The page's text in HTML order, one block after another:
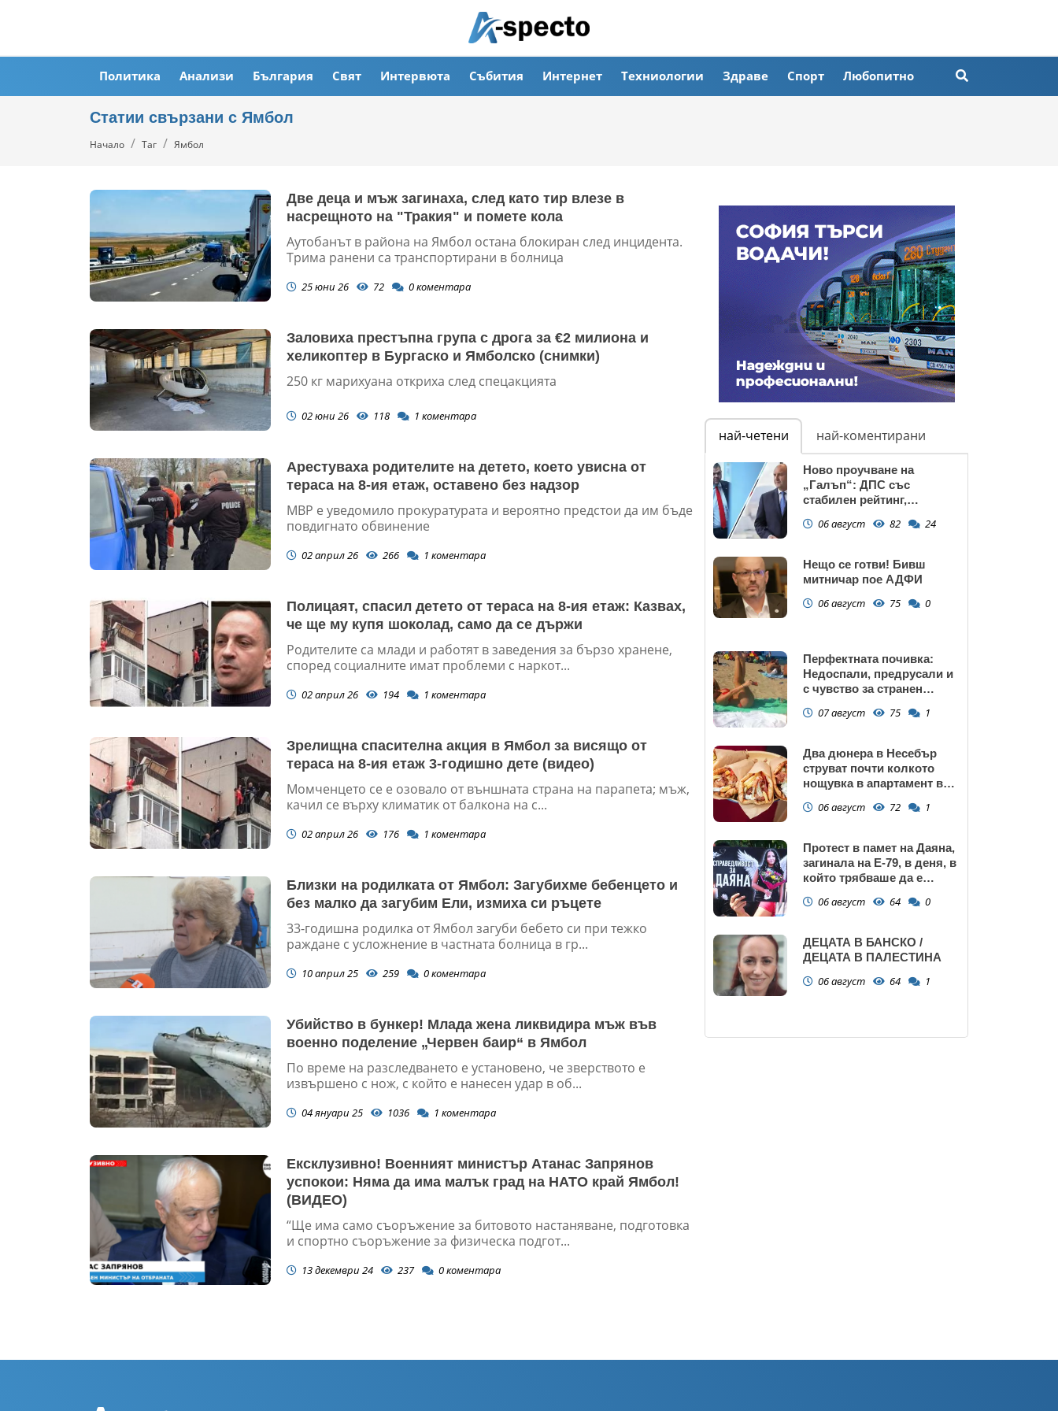
Политика Анализи България Свят Интервюта Събития Интернет Техниологии Здраве Спорт Любопитно
Статии свързани с Ямбол
Начало Таг Ямбол
Две деца и мъж загинаха, след като тир влезе в
насрещното на "Тракия" и помете кола
Аутобанът в района на Ямбол остана блокиран след инцидента.
Трима ранени са транспортирани в болница
25 юни 26 72 0коментара
Заловиха престъпна група с дрога за €2 милиона и
хеликоптер в Бургаско и Ямболско (снимки)
250 кг марихуана откриха след спецакцията
02 юни 26 118 1 коментара
Арестуваха родителите на детето, което увисна от
тераса на 8-ия етаж, оставено без надзор
МВР е уведомило прокуратурата и вероятно предстои да им бъде
повдигнато обвинение
02 април 26 266 1 коментара
Полицаят, спасил детето от тераса на 8-ия етаж: Казвах,
че ще му купя шоколад, само да се държи
Родителите са млади и работят в заведения за бързо хранене,
според социалните имат проблеми с наркот...
02 април 26 194 1 коментара
Зрелищна спасителна акция в Ямбол за висящо от
тераса на 8-ия етаж 3-годишно дете (видео)
Момченцето се е озовало от външната страна на парапета; мъж,
качил се върху климатик от балкона на с...
02 април 26 176 1 коментара
Близки на родилката от Ямбол: Загубихме бебенцето и
без малко да загубим Ели, измиха си ръцете
33-годишна родилка от Ямбол загуби бебето си при тежко
раждане с усложнение в частната болница в гр...
10 април 25 259 0коментара
Убийство в бункер! Млада жена ликвидира мъж във
военно поделение „Червен баир“ в Ямбол
По време на разследването е установено, че зверството е
извършено с нож, с който е нанесен удар в об...
04 януари 25 1036 1 коментара
Ексклузивно! Военният министър Атанас Запрянов
успокои: Няма да има малък град на НАТО край Ямбол!
(ВИДЕО)
“Ще има само съоръжение за битовото настаняване, подготовка
и спортно съоръжение за физическа подгот...
13 декември 24 237 0коментара
най-четени най-коментирани
Ново проучване на
„Галъп“: ДПС със
стабилен рейтинг,
запазва
06 август 82 24
Нещо се готви! Бивш
митничар пое АДФИ
06 август 75 0
Перфектната почивка:
Недоспали, предрусали и
с чувство за странен
07 август 75 1
Два дюнера в Несебър
струват почти колкото
нощувка в апартамент в
06 август 72 1
Протест в памет на Даяна,
загинала на Е-79, в деня, в
който трябваше да е
06 август 64 0
ДЕЦАТА В БАНСКО /
ДЕЦАТА В ПАЛЕСТИНА
06 август 64 1